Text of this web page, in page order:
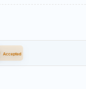
Accepted